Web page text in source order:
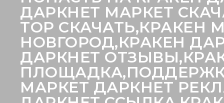
ДАРКНЕТ МАРКЕТ
ТОР СКАЧАТЬ,КРАКЕН
НОВГОРОД,КРАКЕН
ДАРКНЕТ
МАРКЕТ ДАРКНЕТ